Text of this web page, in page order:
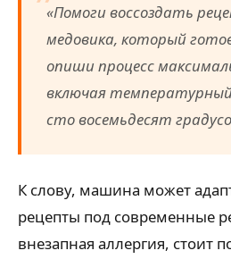
«Помоги воссоздать
медовика, который
опиши процесс
включая
сто восемьдесят
К слову, машина может
рецепты под современные
внезапная аллергия, стоит